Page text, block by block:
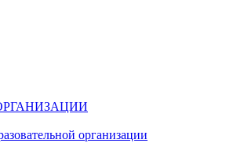
организации